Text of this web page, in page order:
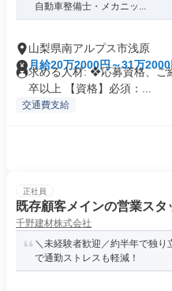
自動車整備士・メカニッ...
山梨県南アルプス市浅原
月給20万2000円～31万
求める人材: ❖応募資格、ご
卒以上 【資格】必須：...
交通費支給
正社員
既存顧客メインの営業スタ
千野建材株式会社
＼未経験者歓迎／約半年で独
で通勤ストレスも軽減！